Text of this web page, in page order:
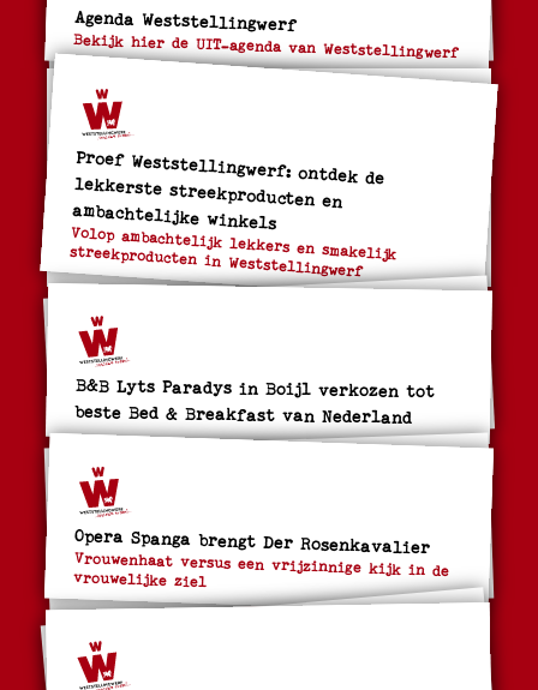
Agenda Weststellingwerf
Bekijk hier de UIT-agenda van Weststellingwerf
Proef Weststellingwerf: ontdek de
lekkerste streekproducten en
ambachtelijke winkels
Volop ambachtelijk lekkers en smakelijk
streekproducten in Weststellingwerf
B&B Lyts Paradys in Boijl verkozen tot
beste Bed & Breakfast van Nederland
Opera Spanga brengt Der Rosenkavalier
Vrouwenhaat versus een vrijzinnige kijk in de
vrouwelijke ziel